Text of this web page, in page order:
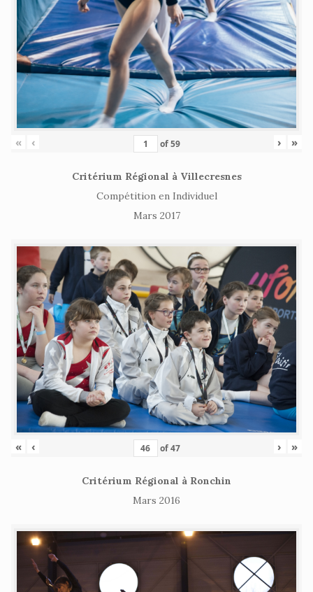
« ‹ of59 › »
Critérium Régional à Villecresnes
Compétition en Individuel
Mars 2017
« ‹ of47 › »
Critérium Régional à Ronchin
Mars 2016